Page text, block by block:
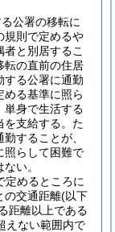
公署の移転に
規則で定めるや
と別居するこ
転の直前の住居
する公署に通勤
る基準に照ら
単身で生活する
支給する。 た
することが、
照らして困難で
い。
定めるところに
の交通距離(以下
距離以上である
えない範囲内で